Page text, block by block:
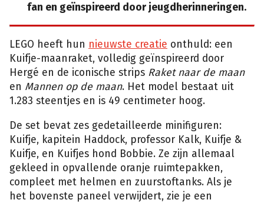
fan en geïnspireerd door jeugdherinneringen.
LEGO heeft hun nieuwste creatie onthuld: een
Kuifje-maanraket, volledig geïnspireerd door
Hergé en de iconische strips Raket naar de maan
en Mannen op de maan. Het model bestaat uit
1.283 steentjes en is 49 centimeter hoog.
De set bevat zes gedetailleerde minifiguren:
Kuifje, kapitein Haddock, professor Kalk, Kuifje &
Kuifje, en Kuifjes hond Bobbie. Ze zijn allemaal
gekleed in opvallende oranje ruimtepakken,
compleet met helmen en zuurstoftanks. Als je
het bovenste paneel verwijdert, zie je een